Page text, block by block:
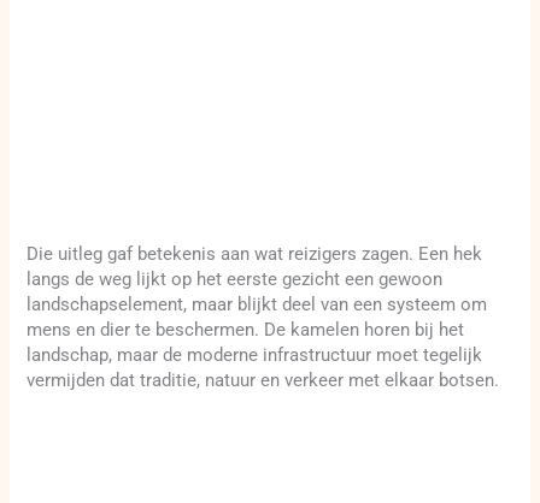
Die uitleg gaf betekenis aan wat reizigers zagen. Een hek
langs de weg lijkt op het eerste gezicht een gewoon
landschapselement, maar blijkt deel van een systeem om
mens en dier te beschermen. De kamelen horen bij het
landschap, maar de moderne infrastructuur moet tegelijk
vermijden dat traditie, natuur en verkeer met elkaar botsen.